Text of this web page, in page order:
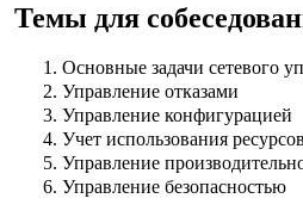
Темы для
Основные задачи сетевого
Управление отказами
Управление конфигурацией
Учет использования ресурсов
Управление
Управление безопасностью